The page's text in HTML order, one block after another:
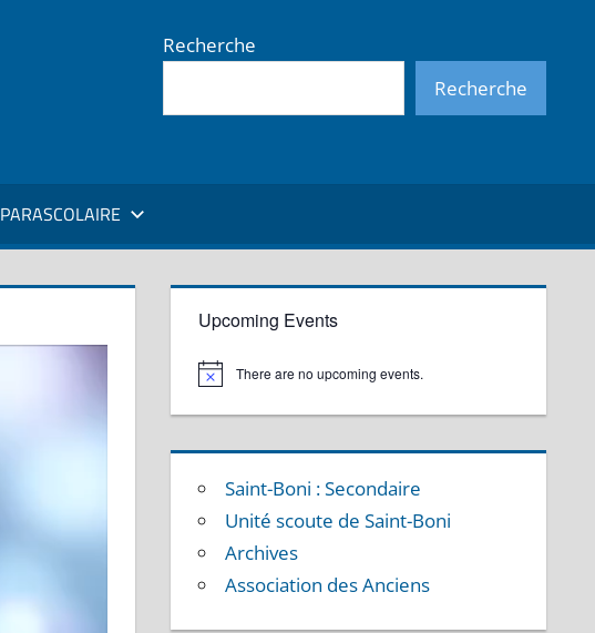
Recherche
Recherche
PARASCOLAIRE
Upcoming Events
N
t
c
There are no upcoming events.
Saint-Boni : Secondaire
Unité scoute de Saint-Boni
Archives
Association des Anciens